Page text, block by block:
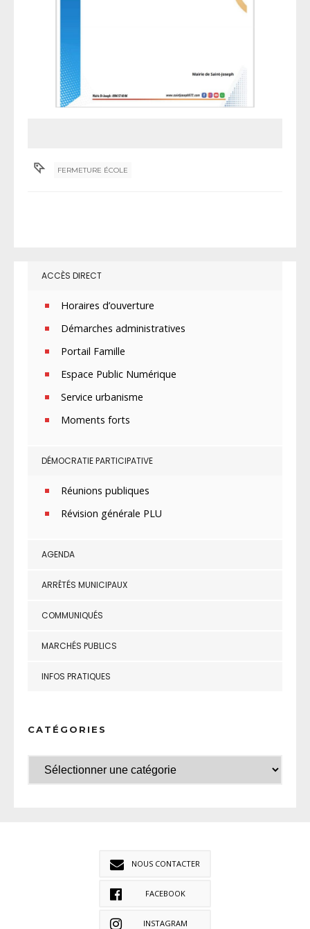
FERMETURE ÉCOLE
ACCÈS DIRECT
Horaires d’ouverture
Démarches administratives
Portail Famille
Espace Public Numérique
Service urbanisme
Moments forts
DÉMOCRATIE PARTICIPATIVE
Réunions publiques
Révision générale PLU
AGENDA
ARRÊTÉS MUNICIPAUX
COMMUNIQUÉS
MARCHÉS PUBLICS
INFOS PRATIQUES
CATÉGORIES
NOUS CONTACTER
FACEBOOK
INSTAGRAM